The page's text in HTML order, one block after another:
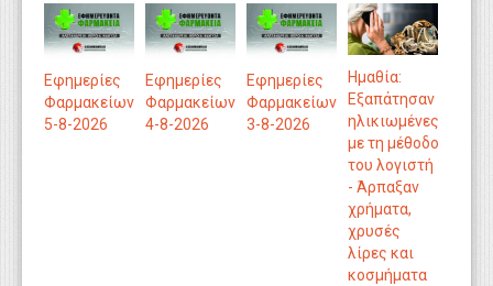
Εφημερίες
Φαρμακείων
5-8-2026
Εφημερίες
Φαρμακείων
4-8-2026
Εφημερίες
Φαρμακείων
3-8-2026
Ημαθία:
Εξαπάτησαν
ηλικιωμένες
με τη μέθοδο
του λογιστή
- Άρπαξαν
χρήματα,
χρυσές
λίρες και
κοσμήματα